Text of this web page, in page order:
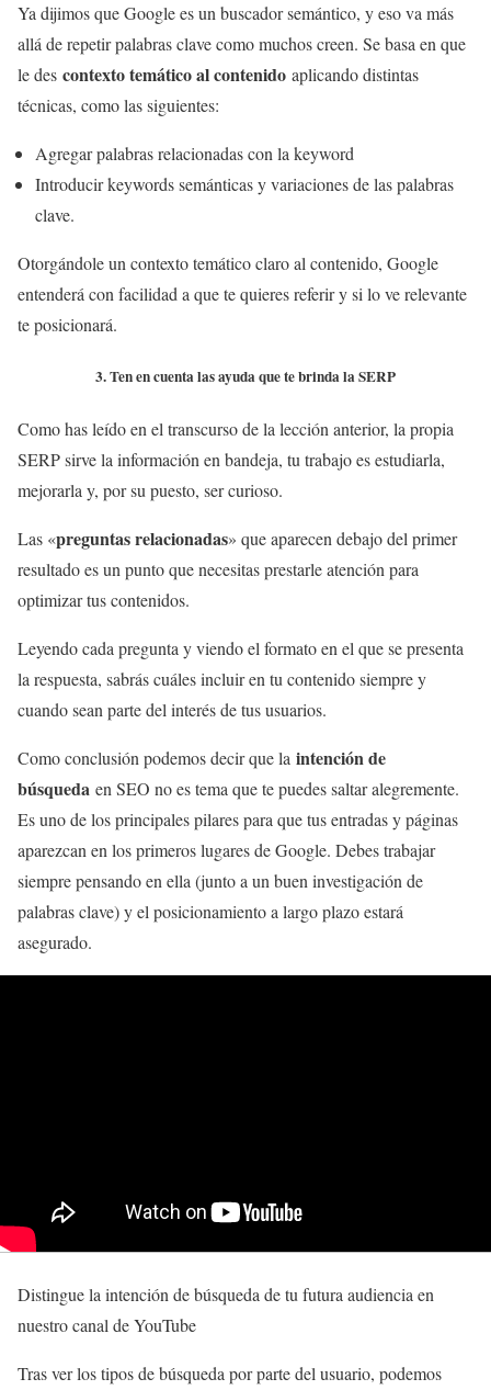
Ya dijimos que Google es un buscador semántico, y eso va más
allá de repetir palabras clave como muchos creen. Se basa en que
le des contexto temático al contenido aplicando distintas
técnicas, como las siguientes:
Agregar palabras relacionadas con la keyword
Introducir keywords semánticas y variaciones de las palabras
clave.
Otorgándole un contexto temático claro al contenido, Google
entenderá con facilidad a que te quieres referir y si lo ve relevante
te posicionará.
3. Ten en cuenta las ayuda que te brinda la SERP
Como has leído en el transcurso de la lección anterior, la propia
SERP sirve la información en bandeja, tu trabajo es estudiarla,
mejorarla y, por su puesto, ser curioso.
Las «preguntas relacionadas» que aparecen debajo del primer
resultado es un punto que necesitas prestarle atención para
optimizar tus contenidos.
Leyendo cada pregunta y viendo el formato en el que se presenta
la respuesta, sabrás cuáles incluir en tu contenido siempre y
cuando sean parte del interés de tus usuarios.
Como conclusión podemos decir que la intención de
búsqueda en SEO no es tema que te puedes saltar alegremente.
Es uno de los principales pilares para que tus entradas y páginas
aparezcan en los primeros lugares de Google. Debes trabajar
siempre pensando en ella (junto a un buen investigación de
palabras clave) y el posicionamiento a largo plazo estará
asegurado.
Distingue la intención de búsqueda de tu futura audiencia en
nuestro canal de YouTube
Tras ver los tipos de búsqueda por parte del usuario, podemos